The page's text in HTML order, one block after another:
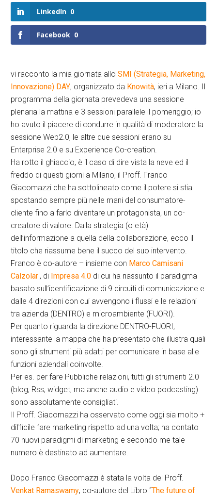
LinkedIn 0
Facebook 0
vi racconto la mia giornata alloSMI (Strategia, Marketing,
Innovazione) DAY, organizzato da Knowità, ieri a Milano. Il
programma della giornata prevedeva una sessione
plenaria la mattina e 3 sessioni parallele il pomeriggio; io
ho avuto il piacere di condurre in qualità di moderatore la
sessione Web2.0, le altre due sessioni erano su
Enterprise 2.0 e su Experience Co-creation.
Ha rotto il ghiaccio, è il caso di dire vista la neve ed il
freddo di questi giorni a Milano, il Proff. Franco
Giacomazzi che ha sottolineato come il potere si stia
spostando sempre più nelle mani del consumatore-
cliente fino a farlo diventare un protagonista, un co-
creatore di valore. Dalla strategia (o età)
dell’informazione a quella della collaborazione, ecco il
titolo che riassume bene il succo del suo intervento.
Franco è co-autore – insieme con Marco Camisani
Calzolari, di Impresa 4.0 di cui ha riassunto il paradigma
basato sull’identificazione di 9 circuiti di comunicazione e
dalle 4 direzioni con cui avvengono i flussi e le relazioni
tra azienda (DENTRO) e microambiente (FUORI).
Per quanto riguarda la direzione DENTRO-FUORI,
interessante la mappa che ha presentato che illustra quali
sono gli strumenti più adatti per comunicare in base alle
funzioni aziendali coinvolte.
Per es. per fare Pubbliche relazioni, tutti gli strumenti 2.0
(blog, Rss, widget, ma anche audio e video podcasting)
sono assolutamente consigliati.
Il Proff. Giacomazzi ha osservato come oggi sia molto +
difficile fare marketing rispetto ad una volta; ha contato
70 nuovi paradigmi di marketing e secondo me tale
numero è destinato ad aumentare.
Dopo Franco Giacomazzi è stata la volta del Proff.
Venkat Ramaswamy, co-autore del Libro “The future of